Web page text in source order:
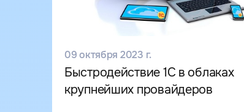
09 октября 2023 г.
Быстродействие 1С в облаках
крупнейших провайдеров